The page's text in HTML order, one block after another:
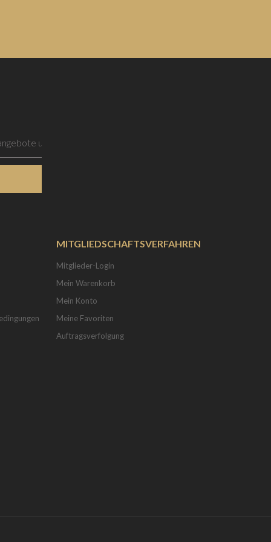
MITGLIEDSCHAFTSVERFAHREN
Mitglieder-Login
Mein Warenkorb
Mein Konto
Meine Favoriten
Auftragsverfolgung